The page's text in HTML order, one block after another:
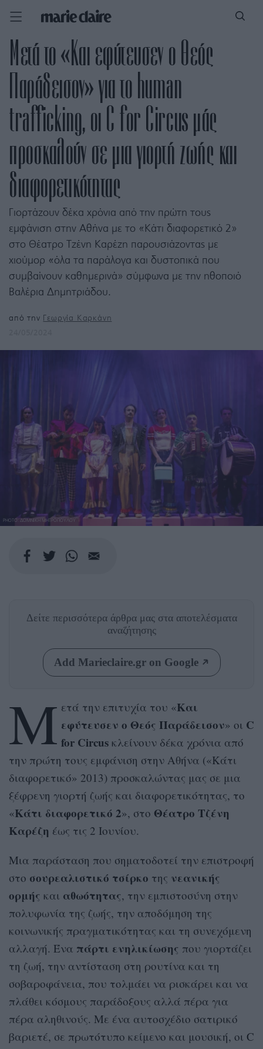
Μετά το «Και εφύτευσεν ο Θεός
Παράδεισον» για το human
trafficking, οι C for Circus μάς
προσκαλούν σε μια γιορτή ζωής και
διαφορετικότητας
Γιορτάζουν δέκα χρόνια από την πρώτη τους
εμφάνιση στην Αθήνα με το «Κάτι διαφορετικό 2»
στο Θέατρο Τζένη Καρέζη παρουσιάζοντας με
χιούμορ «όλα τα παράλογα και δυστοπικά που
συμβαίνουν καθημερινά» σύμφωνα με την ηθοποιό
Βαλέρια Δημητριάδου.
από την Γεωργία Καρκάνη
PHOTO: ΔΟΜΝΙΚΗ ΜΗΤΡΟΠΟΥΛΟΥ
Δείτε περισσότερα άρθρα μας στα αποτελέσματα
αναζήτησης
Add Marieclaire.gr on Google
Μ ετά την επιτυχία του «Και
εφύτευσεν ο Θεός Παράδεισον» οι C
for Circusκλείνουν δέκα χρόνια από
την πρώτη τους εμφάνιση στην Αθήνα («Κάτι
διαφορετικό» 2013) προσκαλώντας μας σε μια
ξέφρενη γιορτή ζωής και διαφορετικότητας, το
«Κάτι διαφορετικό 2», στο Θέατρο Τζένη
Καρέζη έως τις 2 Ιουνίου.
Μια παράσταση που σηματοδοτεί την επιστροφή
στο σουρεαλιστικό τσίρκο της νεανικής
ορμής και αθωότητας, την εμπιστοσύνη στην
πολυφωνία της ζωής, την αποδόμηση της
κοινωνικής πραγματικότητας και τη συνεχόμενη
αλλαγή. Ένα πάρτι ενηλικίωσης που γιορτάζει
τη ζωή, την αντίσταση στη ρουτίνα και τη
σοβαροφάνεια, που τολμάει να ρισκάρει και να
πλάθει κόσμους παράδοξους αλλά πέρα για
πέρα αληθινούς. Με ένα αυτοσχέδιο σατιρικό
βαριετέ, σε πρωτότυπο κείμενο και μουσική, οι C